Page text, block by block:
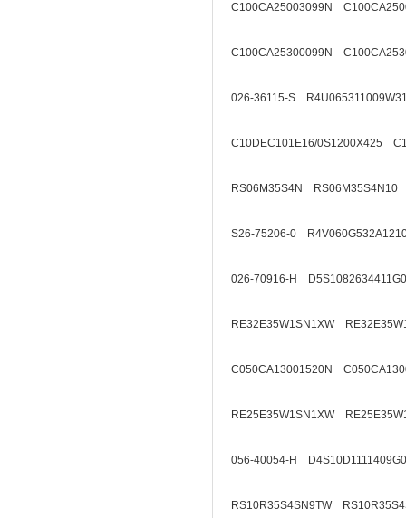
C100CA25003099N
C100CA25300099N
026-36115-S
C10DEC101E16/0S1200X425
RS06M35S4N RS06M35S4N10
S26-75206-0
026-70916-H
RE32E35W1SN1XW
C050CA13001520N
RE25E35W1SN1XW
056-40054-H
RS10R35S4SN9TW